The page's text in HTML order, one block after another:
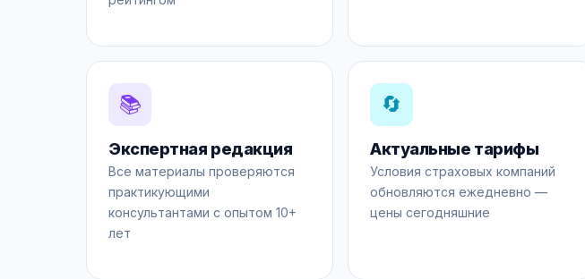
📚
Экспертная редакция
Все материалы проверяются
практикующими
консультантами с опытом 10+
лет
🔄
Актуальные тарифы
Условия страховых компаний
обновляются ежедневно —
цены сегодняшние